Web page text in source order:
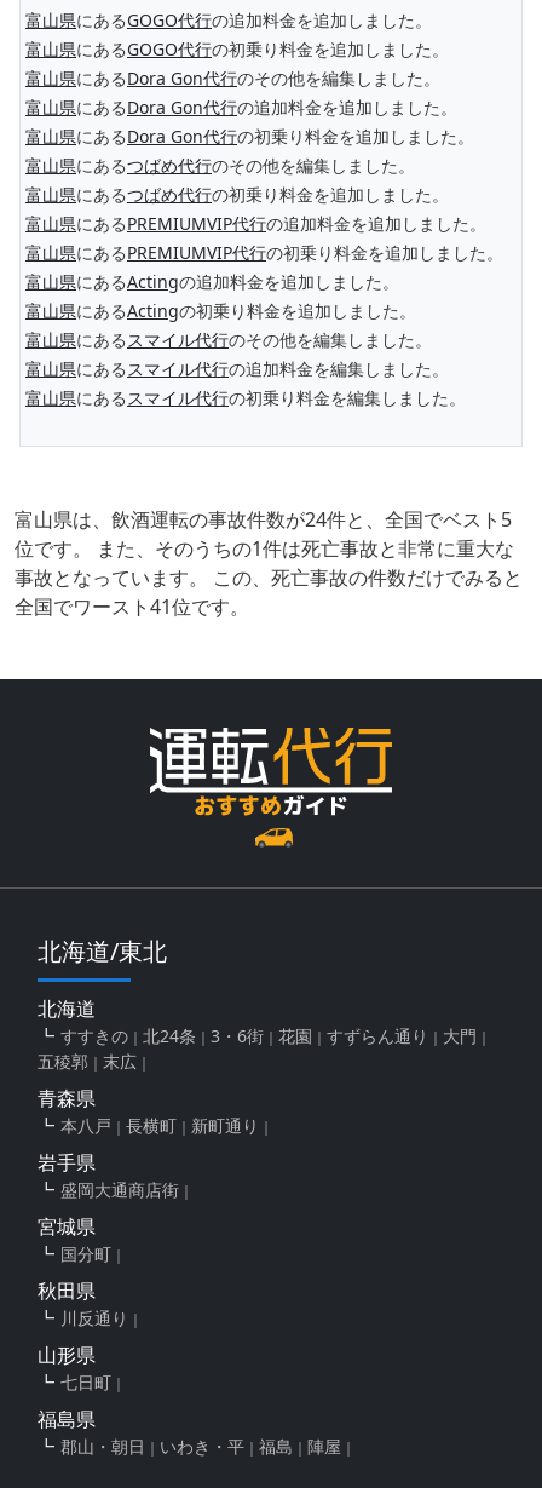
富山県にあるGOGO代行の追加料金を追加しました。
富山県にあるGOGO代行の初乗り料金を追加しました。
富山県にあるDora Gon代行のその他を編集しました。
富山県にあるDora Gon代行の追加料金を追加しました。
富山県にあるDora Gon代行の初乗り料金を追加しました。
富山県にあるつばめ代行のその他を編集しました。
富山県にあるつばめ代行の初乗り料金を追加しました。
富山県にあるPREMIUMVIP代行の追加料金を追加しました。
富山県にあるPREMIUMVIP代行の初乗り料金を追加しました。
富山県にあるActingの追加料金を追加しました。
富山県にあるActingの初乗り料金を追加しました。
富山県にあるスマイル代行のその他を編集しました。
富山県にあるスマイル代行の追加料金を編集しました。
富山県にあるスマイル代行の初乗り料金を編集しました。
富山県は、飲酒運転の事故件数が24件と、全国でベスト5
位です。 また、そのうちの1件は死亡事故と非常に重大な
事故となっています。 この、死亡事故の件数だけでみると
全国でワースト41位です。
北海道/東北
北海道
すすきの 北24条 3・6街 花園 すずらん通り
大門
五稜郭
末広
青森県
本八戸 長横町 新町通り
岩手県
盛岡大通商店街
宮城県
国分町
秋田県
川反通り
山形県
七日町
福島県
郡山・朝日 いわき・平 福島 陣屋